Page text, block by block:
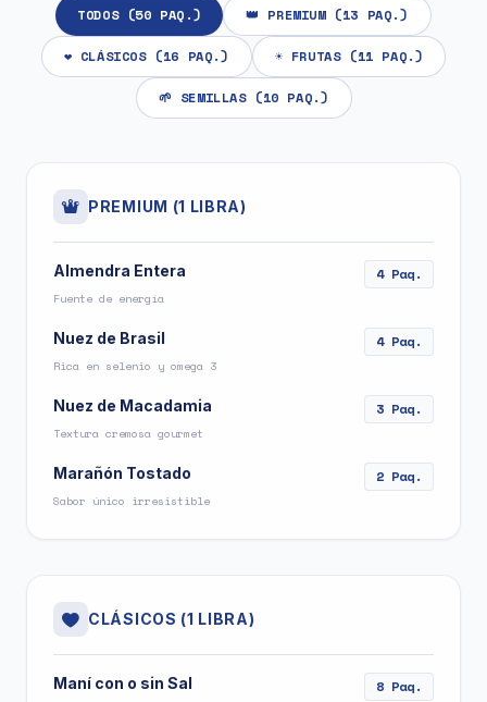
TODOS (50 PAQ.) 👑 PREMIUM (13 PAQ.)
❤️ CLÁSICOS (16 PAQ.) ☀️ FRUTAS (11 PAQ.)
🌱 SEMILLAS (10 PAQ.)
PREMIUM (1 LIBRA)
Almendra Entera
Fuente de energía
4 Paq.
Nuez de Brasil
Rica en selenio y omega 3
4 Paq.
Nuez de Macadamia
Textura cremosa gourmet
3 Paq.
Marañón Tostado
Sabor único irresistible
2 Paq.
CLÁSICOS (1 LIBRA)
Maní con o sin Sal 8 Paq.